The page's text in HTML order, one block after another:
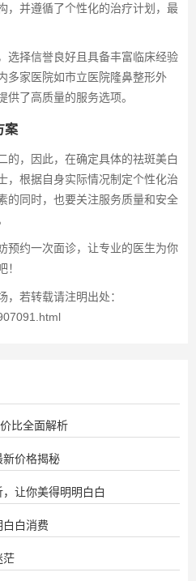
，并遵循了个性化的治疗计划，最
选择信誉良好且具备丰富临床经验
多家医院如市立医院隆鼻整形外
了高质量的服务选项。
案
的，因此，在确定具体的祛斑美白
，根据自身实际情况制定个性化治
的同时，也要关注服务质量和安全
预约一次面诊，让专业的医生为你
若转载请注明出处：
比全面解析
价格揭秘
让你美得明明白白
白消费
茫